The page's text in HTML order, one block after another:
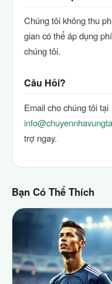
Chúng tôi không thu
gian có thể áp dụng
chúng tôi.
Câu Hỏi?
Email cho chúng tôi tại
trợ ngay.
Bạn Có Thể Thích